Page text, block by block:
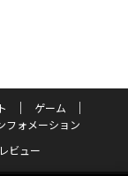
ゲーム
フォメーション
ビュー